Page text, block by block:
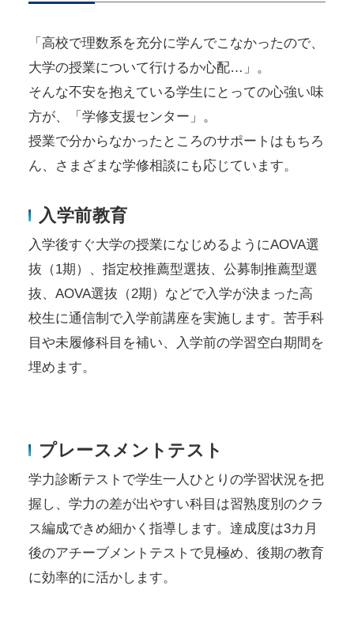
「高校で理数系を充分に学んでこなかったので、
大学の授業について行けるか心配…」。
そんな不安を抱えている学生にとっての心強い味
方が、「学修支援センター」。
授業で分からなかったところのサポートはもちろ
ん、さまざまな学修相談にも応じています。
入学前教育
入学後すぐ大学の授業になじめるようにAOVA選
抜（1期）、指定校推薦型選抜、公募制推薦型選
抜、AOVA選抜（2期）などで入学が決まった高
校生に通信制で入学前講座を実施します。苦手科
目や未履修科目を補い、入学前の学習空白期間を
埋めます。
プレースメントテスト
学力診断テストで学生一人ひとりの学習状況を把
握し、学力の差が出やすい科目は習熟度別のクラ
ス編成できめ細かく指導します。達成度は3カ月
後のアチーブメントテストで見極め、後期の教育
に効率的に活かします。